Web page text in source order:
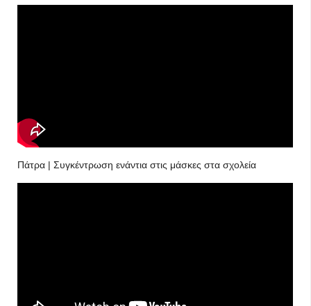
Πάτρα | Συγκέντρωση ενάντια στις μάσκες στα σχολεία